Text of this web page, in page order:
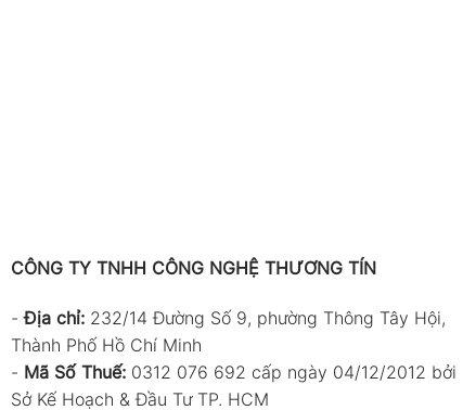
CÔNG TY TNHH CÔNG NGHỆ THƯƠNG TÍN
-Địa chỉ: 232/14 Đường Số 9, phường Thông Tây Hội,
Thành Phố Hồ Chí Minh
- Mã Số Thuế: 0312 076 692 cấp ngày 04/12/2012 bởi
Sở Kế Hoạch & Đầu Tư TP. HCM